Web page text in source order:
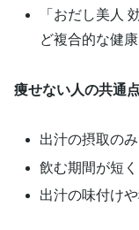
「おだし美人
ど複合的な健
痩せない人の共通点
出汁の摂取の
飲む期間が短
出汁の味付け